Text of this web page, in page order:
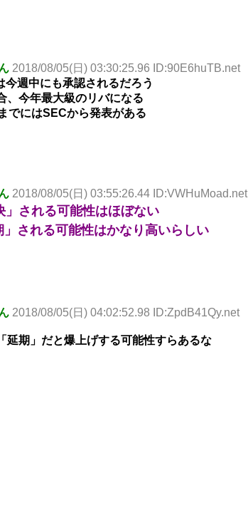
2018/08/05(日) 03:30:25.96 ID:90E6huTB.net
今週中にも承認されるだろう
、今年最大級のリバになる
でにはSECから発表がある
2018/08/05(日) 03:55:26.44 ID:VWHuMoad.net
」される可能性はほぼない
」される可能性はかなり高いらしい
2018/08/05(日) 04:02:52.98 ID:ZpdB41Qy.net
延期」だと爆上げする可能性すらあるな